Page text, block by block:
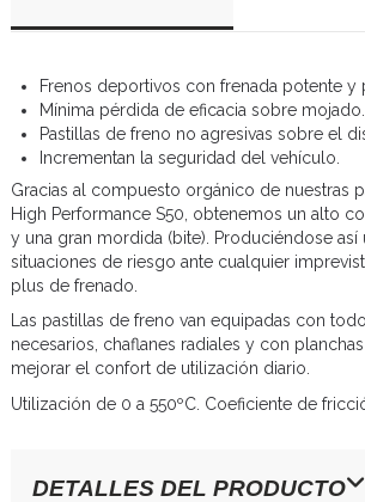
Frenos deportivos con frenada potente y
Mínima pérdida de eficacia sobre mojado.
Pastillas de freno no agresivas sobre el
Incrementan la seguridad del vehículo.
Gracias al compuesto orgánico de nuestras
High Performance S50, obtenemos un alto
y una gran mordida (bite). Produciéndose
situaciones de riesgo ante cualquier
plus de frenado.
Las pastillas de freno van equipadas con
necesarios, chaflanes radiales y con
mejorar el confort de utilización diario.
Utilización de 0 a 550ºC. Coeficiente de
DETALLES DEL PRODUCTO